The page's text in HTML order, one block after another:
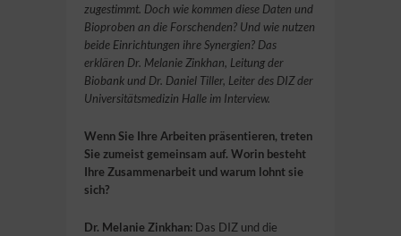
zugestimmt. Doch wie kommen diese Daten und
Bioproben an die Forschenden? Und wie nutzen
beide Einrichtungen ihre Synergien? Das
erklären Dr. Melanie Zinkhan, Leitung der
Biobank und Dr. Daniel Tiller, Leiter des DIZ der
Universitätsmedizin Halle im Interview.
Wenn Sie Ihre Arbeiten präsentieren, treten
Sie zumeist gemeinsam auf. Worin besteht
Ihre Zusammenarbeit und warum lohnt sie
sich?
Dr. Melanie Zinkhan: Das DIZ und die